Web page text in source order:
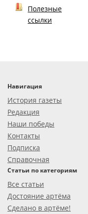
Полезные
ссылки
Навигация
История газеты
Редакция
Наши победы
Контакты
Подписка
Справочная
Статьи по категориям
Все статьи
Достояние артёма
Сделано в артёме!